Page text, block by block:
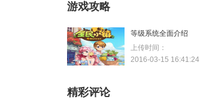
游戏攻略
等级系统全面介绍
上传时间：
2016-03-15 16:41:24
精彩评论